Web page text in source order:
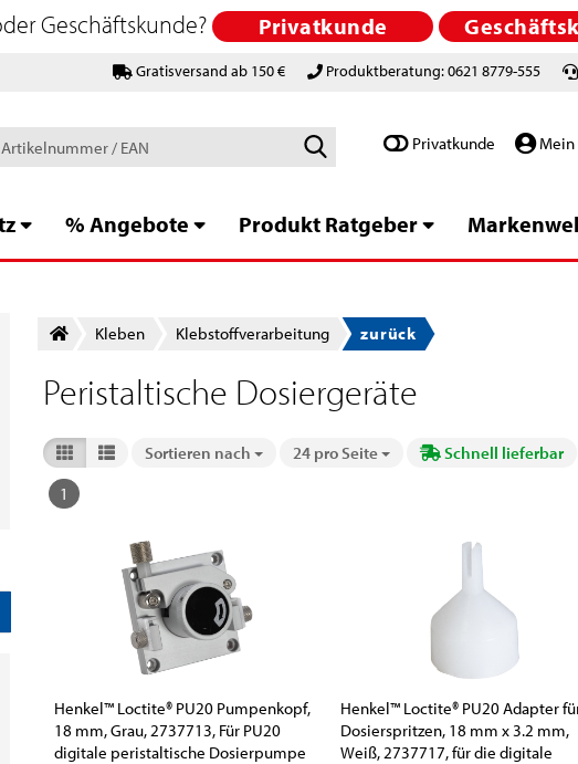
Gratisversand ab 150 € Produktberatung: 0621 8779-555
Schlagworte
EAN
Privatkunde Mein
Geschäftskunde? Privatkunde
% Angebote Produkt Ratgeber
Kleben Klebstoff­verarbeitung zurück
Peristaltische Dosiergeräte
Sortieren nach
Sortieren nach 24 pro Seite
pro Seite Schnell lieferbar
1
Henkel™ Loctite® PU20 Pumpenkopf,
18 mm, Grau, 2737713, Für PU20
digitale peristaltische Dosierpumpe
Henkel™ Loctite® PU20 Adapter
Dosierspritzen, 18 mm x 3.2 mm,
Weiß, 2737717, für die digitale